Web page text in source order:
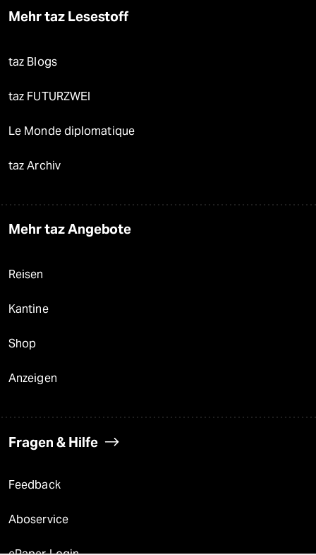
Mehr taz Lesestoff
taz Blogs
taz FUTURZWEI
Le Monde diplomatique
taz Archiv
Mehr taz Angebote
Reisen
Kantine
Shop
Anzeigen
Fragen & Hilfe
Feedback
Aboservice